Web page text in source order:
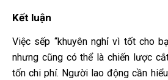
Kết luận
Việc sếp “khuyên nghỉ vì tốt cho
nhưng cũng có thể là chiến lược
tốn chi phí. Người lao động cần